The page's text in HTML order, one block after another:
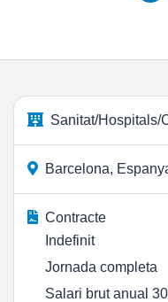
Sanitat/Hospitals/
Barcelona,
Contracte
Indefinit
Jornada completa
Salari brut anual